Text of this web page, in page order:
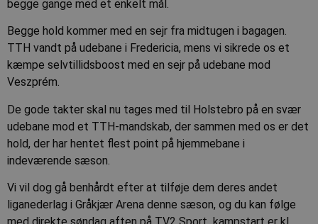
begge gange med et enkelt mål.
Begge hold kommer med en sejr fra midtugen i bagagen.
TTH vandt på udebane i Fredericia, mens vi sikrede os et
kæmpe selvtillidsboost med en sejr på udebane mod
Veszprém.
De gode takter skal nu tages med til Holstebro på en svær
udebane mod et TTH-mandskab, der sammen med os er det
hold, der har hentet flest point på hjemmebane i
indeværende sæson.
Vi vil dog gå benhårdt efter at tilføje dem deres andet
liganederlag i Gråkjær Arena denne sæson, og du kan følge